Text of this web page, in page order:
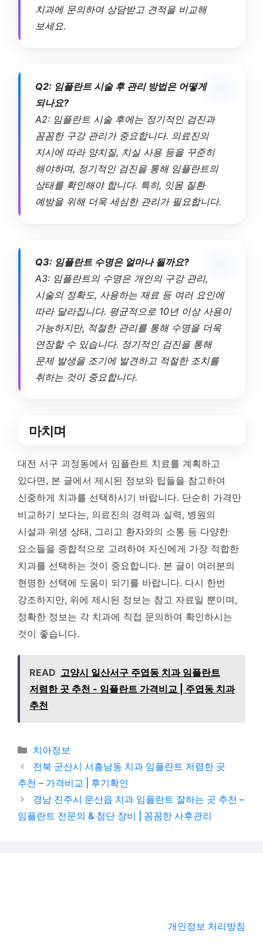
치과에 문의하여 상담받고 견적을 비교해
보세요.
Q2: 임플란트 시술 후 관리 방법은 어떻게
되나요?
A2: 임플란트 시술 후에는 정기적인 검진과
꼼꼼한 구강 관리가 중요합니다. 의료진의
지시에 따라 양치질, 치실 사용 등을 꾸준히
해야하며, 정기적인 검진을 통해 임플란트의
상태를 확인해야 합니다. 특히, 잇몸 질환
예방을 위해 더욱 세심한 관리가 필요합니다.
Q3: 임플란트 수명은 얼마나 될까요?
A3: 임플란트의 수명은 개인의 구강 관리,
시술의 정확도, 사용하는 재료 등 여러 요인에
따라 달라집니다. 평균적으로 10년 이상 사용이
가능하지만, 적절한 관리를 통해 수명을 더욱
연장할 수 있습니다. 정기적인 검진을 통해
문제 발생을 조기에 발견하고 적절한 조치를
취하는 것이 중요합니다.
마치며
대전 서구 괴정동에서 임플란트 치료를 계획하고
있다면, 본 글에서 제시된 정보와 팁들을 참고하여
신중하게 치과를 선택하시기 바랍니다. 단순히 가격만
비교하기 보다는, 의료진의 경력과 실력, 병원의
시설과 위생 상태, 그리고 환자와의 소통 등 다양한
요소들을 종합적으로 고려하여 자신에게 가장 적합한
치과를 선택하는 것이 중요합니다. 본 글이 여러분의
현명한 선택에 도움이 되기를 바랍니다. 다시 한번
강조하지만, 위에 제시된 정보는 참고 자료일 뿐이며,
정확한 정보는 각 치과에 직접 문의하여 확인하시는
것이 좋습니다.
READ 고양시 일산서구 주엽동 치과 임플란트
저렴한 곳 추천 - 임플란트 가격비교 | 주엽동 치과
추천
카테고리
치아정보
전북 군산시 서흥남동 치과 임플란트 저렴한 곳
추천 – 가격비교 | 후기확인
경남 진주시 문산읍 치과 임플란트 잘하는 곳 추천 –
임플란트 전문의 & 첨단 장비 | 꼼꼼한 사후관리
개인정보 처리방침